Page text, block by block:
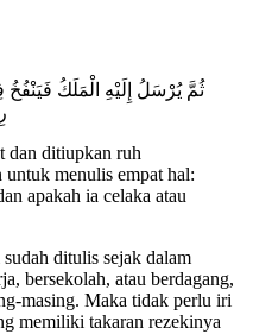
ثُمَّ يُرْسَلُ إِلَيْهِ الْمَلَكُ فَيَنْفُخُ
dan ditiupkan ruh
menulis empat hal:
apakah ia celaka atau
ditulis sejak dalam
bersekolah, atau berdagang,
masing. Maka tidak perlu iri
memiliki takaran rezekinya